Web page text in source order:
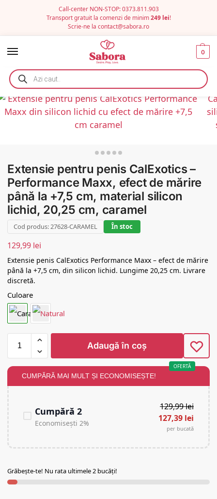
Call-center NON-STOP: 0373.811.903
Transport gratuit la comenzi de minim249 lei!
Scrie-ne la contact@sabora.ro
0
Extensie pentru penis CalExotics –
Performance Maxx, efect de mărire
până la +7,5 cm, material silicon
lichid, 20,25 cm, caramel
Cod produs: 27628-CARAMEL În stoc
129,99 lei
Extensie penis CalExotics Performance Maxx – efect de mărire
până la +7,5 cm, din silicon lichid. Lungime 20,25 cm. Livrare
discretă.
Culoare
Adaugă în coș
OFERTĂ
CUMPĂRĂ MAI MULT ȘI ECONOMISEȘTE!
Cumpără 2
Economisești 2%
129,99lei
127,39 lei
per bucată
Grăbește-te! Nu rata ultimele 2 bucăți!